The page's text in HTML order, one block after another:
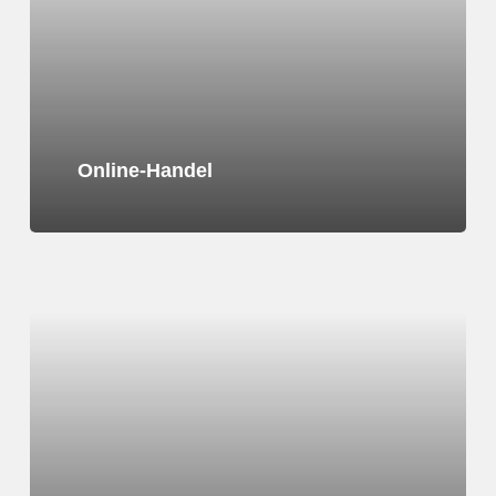
Online-Handel